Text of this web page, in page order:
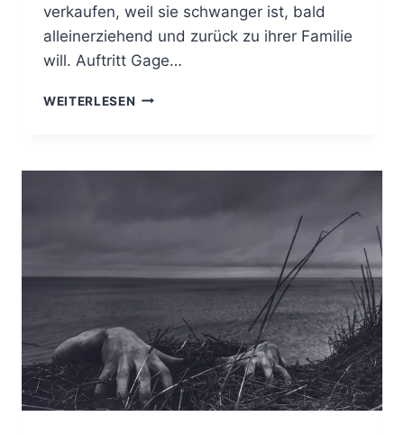
verkaufen, weil sie schwanger ist, bald
alleinerziehend und zurück zu ihrer Familie
will. Auftritt Gage…
WEITERLESEN ARROGANT
DENN